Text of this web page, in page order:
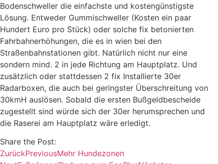
Bodenschweller die einfachste und kostengünstigste
Lösung. Entweder Gummischweller (Kosten ein paar
Hundert Euro pro Stück) oder solche fix betonierten
Fahrbahnerhöhungen, die es in wien bei den
Straßenbahnstationen gibt. Natürlich nicht nur eine
sondern mind. 2 in jede Richtung am Hauptplatz. Und
zusätzlich oder stattdessen 2 fix Installierte 30er
Radarboxen, die auch bei geringster Überschreitung von
30kmH auslösen. Sobald die ersten Bußgeldbescheide
zugestellt sind würde sich der 30er herumsprechen und
die Raserei am Hauptplatz wäre erledigt.
Share the Post:
ZurückPreviousMehr Hundezonen